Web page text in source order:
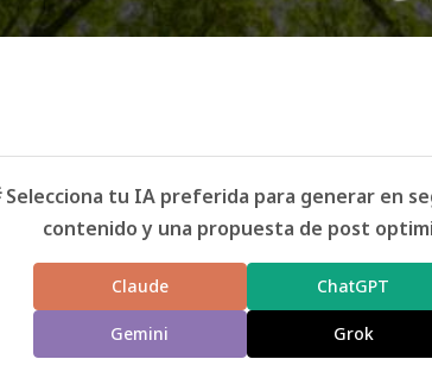
Selecciona tu IA preferida para generar en
contenido y una propuesta de post
Claude ChatGPT
Gemini Grok